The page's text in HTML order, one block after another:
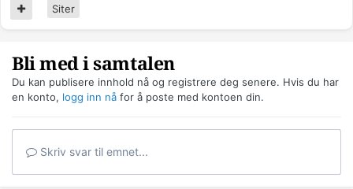
Siter
Bli med i samtalen
Du kan publisere innhold nå og registrere deg senere. Hvis du har
en konto, logg inn nå for å poste med kontoen din.
Skriv svar til emnet...